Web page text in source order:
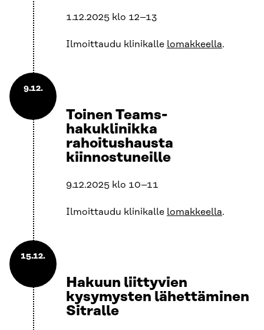
1.12.2025 klo 12–13
Ilmoittaudu klinikalle lomakkeella.
9.12.
Toinen Teams-
hakuklinikka
rahoitushausta
kiinnostuneille
9.12.2025 klo 10–11
Ilmoittaudu klinikalle lomakkeella.
15.12.
Hakuun liittyvien
kysymysten lähettäminen
Sitralle